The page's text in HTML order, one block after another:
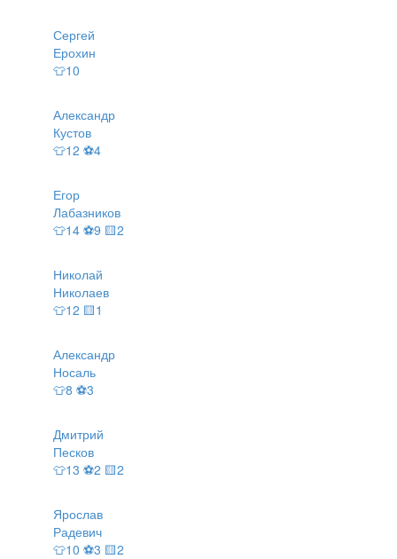
Сергей
Ерохин
👕10
Александр
Кустов
👕12 ⚽4
Егор
Лабазников
👕14 ⚽9 🟨2
Николай
Николаев
👕12 🟨1
Александр
Носаль
👕8 ⚽3
Дмитрий
Песков
👕13 ⚽2 🟨2
Ярослав
Радевич
👕10 ⚽3 🟨2